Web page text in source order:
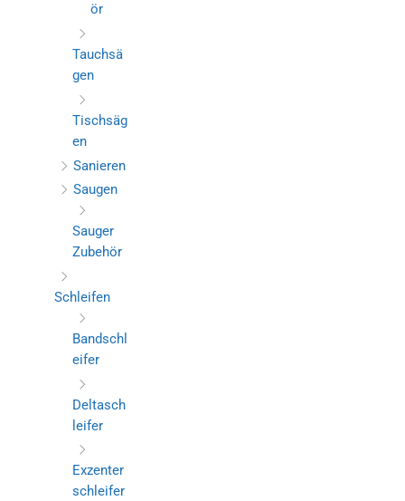
ör
Tauchsä
gen
Tischsäg
en
Sanieren
Saugen
Sauger
Zubehör
Schleifen
Bandschl
eifer
Deltasch
leifer
Exzenter
schleifer